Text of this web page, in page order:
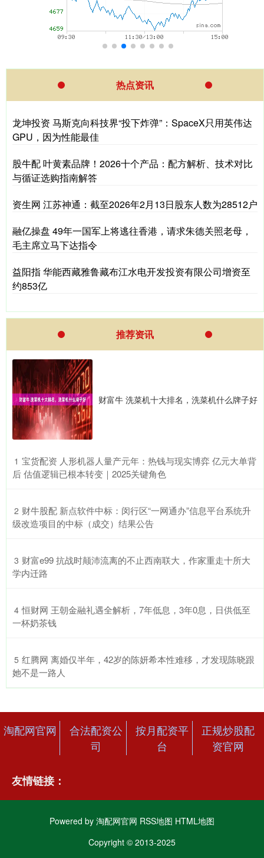
热点资讯
龙坤投资 马斯克向科技界“投下炸弹”：SpaceX只用英伟达
GPU，因为性能最佳
股牛配 叶黄素品牌！2026十个产品：配方解析、技术对比
与循证选购指南解答
资生网 江苏神通：截至2026年2月13日股东人数为28512户
融亿操盘 49年一国军上将逃往香港，请求朱德关照老母，
毛主席立马下达指令
益阳指 华能西藏雅鲁藏布江水电开发投资有限公司增资至
约853亿
推荐资讯
财富牛 洗菜机十大排名，洗菜机什么牌子好
1 ​宝货配资 人形机器人量产元年：热钱与现实博弈 亿元大单背
后 估值逻辑已根本转变｜2025关键角色
2 ​财牛股配 新点软件中标：闵行区“一网通办”信息平台系统升
级改造项目的中标（成交）结果公告
3 ​财富e99 抗战时颠沛流离的不止西南联大，作家重走十所大
学内迁路
4 ​恒财网 王朝金融礼遇全解析，7年低息，3年0息，日供低至
一杯奶茶钱
5 ​红腾网 离婚仅半年，42岁的陈妍希本性难移，才发现陈晓跟
她不是一路人
淘配网官网
合法配资公
司
按月配资平
台
正规炒股配
资官网
友情链接：
Powered by 淘配网官网 RSS地图 HTML地图
Copyright © 2013-2025